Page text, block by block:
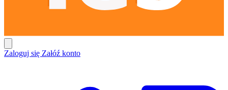
Zaloguj się Załóź konto